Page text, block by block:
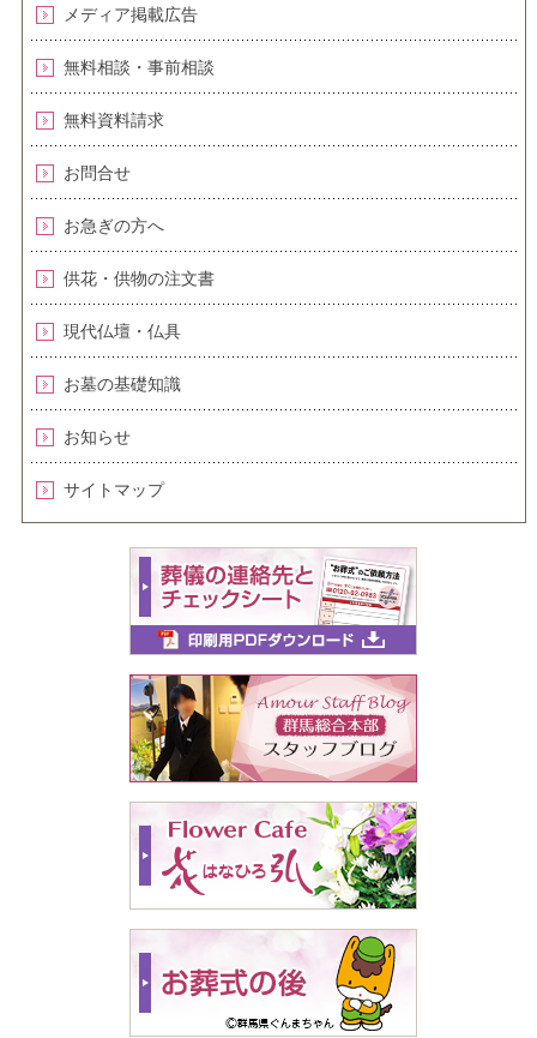
メディア掲載広告
無料相談・事前相談
無料資料請求
お問合せ
お急ぎの方へ
供花・供物の注文書
現代仏壇・仏具
お墓の基礎知識
お知らせ
サイトマップ